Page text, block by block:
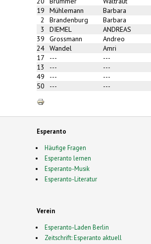
19
Mühlemann Barbara
2
Brandenburg Barbara
3
DIEMEL ANDREAS
39
Grossmann Andreo
24 Wandel Amri
17
--- ---
13
--- ---
49
--- ---
50
--- ---
Esperanto
Häufige Fragen
Esperanto lernen
Esperanto-Musik
Esperanto-Literatur
Verein
Esperanto-Laden Berlin
Zeitschrift: Esperanto aktuell